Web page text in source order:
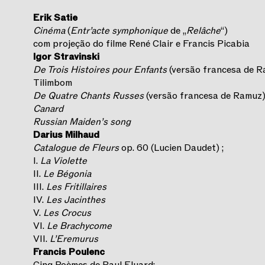
Erik Satie
Cinéma(Entr’acte symphoniquede „Relâche“)
com projeção do filme René Clair e Francis Picabia
Igor Stravinski
De Trois Histoires pour Enfants(versão francesa de
Tilimbom
De Quatre Chants Russes(versão francesa de
Canard
Russian Maiden’s song
Darius Milhaud
Catalogue de Fleursop. 60 (Lucien Daudet) ;
I. La Violette
II. Le Bégonia
III. Les Fritillaires
IV. Les Jacinthes
V. Les Crocus
VI. Le Brachycome
VII. L’Eremurus
Francis Poulenc